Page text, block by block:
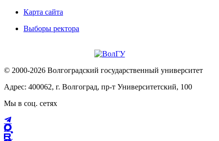
Карта сайта
Выборы ректора
© 2000-2026 Волгоградский государственный университет
Адрес: 400062, г. Волгоград, пр-т Университетский, 100
Мы в соц. сетях